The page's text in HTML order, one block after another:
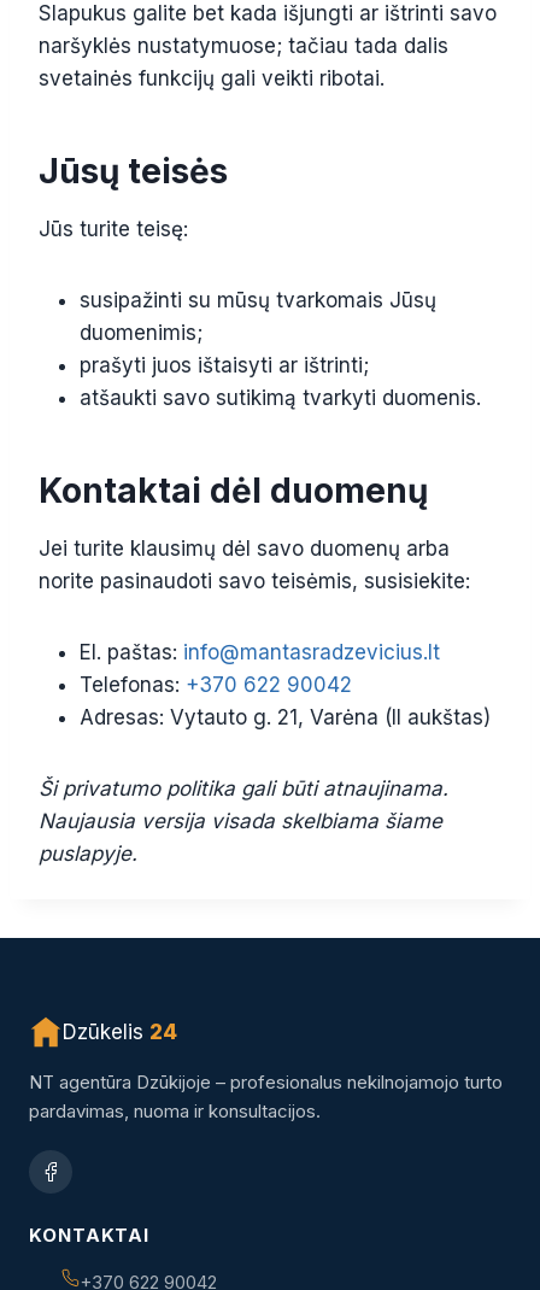
Slapukus galite bet kada išjungti ar ištrinti savo
naršyklės nustatymuose; tačiau tada dalis
svetainės funkcijų gali veikti ribotai.
Jūsų teisės
Jūs turite teisę:
susipažinti su mūsų tvarkomais Jūsų
duomenimis;
prašyti juos ištaisyti ar ištrinti;
atšaukti savo sutikimą tvarkyti duomenis.
Kontaktai dėl duomenų
Jei turite klausimų dėl savo duomenų arba
norite pasinaudoti savo teisėmis, susisiekite:
El. paštas: info@mantasradzevicius.lt
Telefonas: +370 622 90042
Adresas: Vytauto g. 21, Varėna (II aukštas)
Ši privatumo politika gali būti atnaujinama.
Naujausia versija visada skelbiama šiame
puslapyje.
Dzūkelis 24
NT agentūra Dzūkijoje – profesionalus nekilnojamojo turto
pardavimas, nuoma ir konsultacijos.
KONTAKTAI
+370 622 90042